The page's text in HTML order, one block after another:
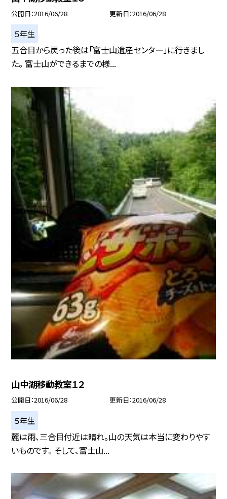
公開日 2016/06/28 更新日 2016/06/28
５年生
五合目から戻った後は「富士山遺産センター」に行きまし
た。 富士山ができるまでの様...
山中湖移動教室１２
公開日 2016/06/28 更新日 2016/06/28
５年生
麓は雨、三合目付近は晴れ。山の天気は本当に変わりやす
いものです。 そして、富士山...